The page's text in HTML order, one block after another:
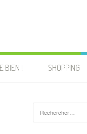
BIEN ! SHOPPING